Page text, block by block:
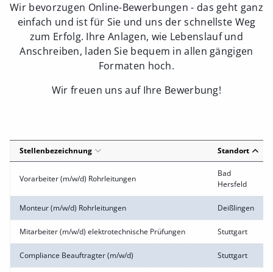
Wir bevorzugen Online-Bewerbungen - das geht ganz
einfach und ist für Sie und uns der schnellste Weg
zum Erfolg. Ihre Anlagen, wie Lebenslauf und
Anschreiben, laden Sie bequem in allen gängigen
Formaten hoch.
Wir freuen uns auf Ihre Bewerbung!
Stellenbezeichnung Standort
Vorarbeiter (m/w/d) Rohrleitungen
Bad
Hersfeld
Monteur (m/w/d) Rohrleitungen Deißlingen
Mitarbeiter (m/w/d) elektrotechnische Prüfungen Stuttgart
Compliance Beauftragter (m/w/d) Stuttgart